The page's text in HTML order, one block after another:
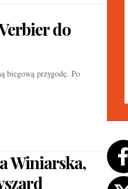
do
biegową przygodę. Po
Winiarska,